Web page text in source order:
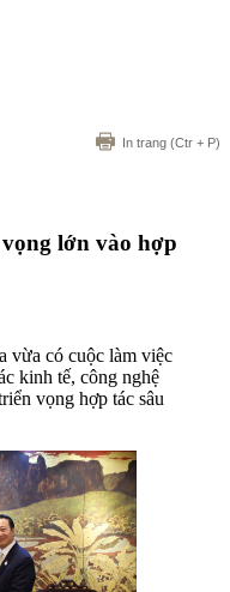
In trang (Ctr + P)
lớn vào hợp
vừa có cuộc làm việc
kinh tế, công nghệ
vọng hợp tác sâu